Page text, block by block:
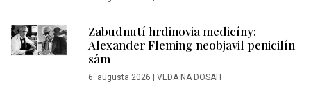
Zabudnutí hrdinovia medicíny:
Alexander Fleming neobjavil penicilín
sám
6. augusta 2026 | VEDA NA DOSAH